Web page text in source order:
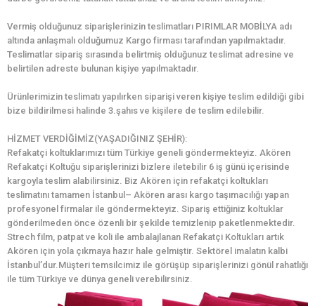
Vermiş olduğunuz siparişlerinizin teslimatları PIRIMLAR MOBİLYA adı
altında anlaşmalı olduğumuz Kargo firması tarafından yapılmaktadır.
Teslimatlar sipariş sırasında belirtmiş olduğunuz teslimat adresine ve
belirtilen adreste bulunan kişiye yapılmaktadır.
Ürünlerimizin teslimatı yapılırken siparişi veren kişiye teslim edildiği gibi
bize bildirilmesi halinde 3.şahıs ve kişilere de teslim edilebilir.
HİZMET VERDİĞİMİZ(YAŞADIĞINIZ ŞEHİR):
Refakatçi koltuklarımızı tüm Türkiye geneli göndermekteyiz. Akören
Refakatçi Koltuğu siparişlerinizi bizlere iletebilir 6 iş günü içerisinde
kargoyla teslim alabilirsiniz. Biz Akören için refakatçi koltukları
teslimatını tamamen İstanbul– Akören arası kargo taşımacılığı yapan
profesyonel firmalar ile göndermekteyiz. Sipariş ettiğiniz koltuklar
gönderilmeden önce özenli bir şekilde temizlenip paketlenmektedir.
Strech film, patpat ve koli ile ambalajlanan Refakatçi Koltukları artık
Akören için yola çıkmaya hazır hale gelmiştir. Sektörel imalatın kalbi
İstanbul’dur.Müşteri temsilcimiz ile görüşüp siparişlerinizi gönül rahatlığı
ile tüm Türkiye ve dünya geneli verebilirsiniz.